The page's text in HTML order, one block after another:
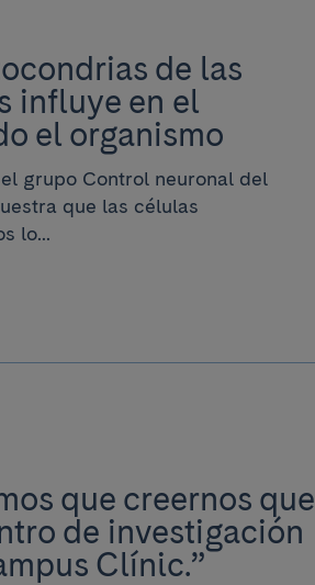
de las
influye en el
el organismo
grupo Control neuronal del
que las células
lo...
que creernos que
de investigación
Clínic.”